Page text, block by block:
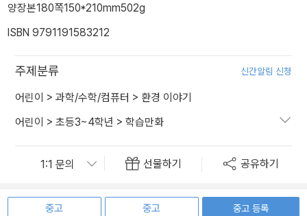
양장본180쪽150*210mm502g
ISBN 9791191583212
주제분류 신간알림 신청
어린이 > 과학/수학/컴퓨터 > 환경 이야기
어린이 > 초등3~4학년 > 학습만화
선물하기 공유하기
중고
중고
중고 등록